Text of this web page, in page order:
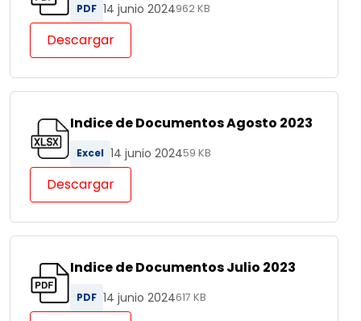
PDF 14 junio 2024962 KB
Descargar
Indice de Documentos Agosto 2023
Excel 14 junio 202459 KB
Descargar
Indice de Documentos Julio 2023
PDF 14 junio 2024617 KB